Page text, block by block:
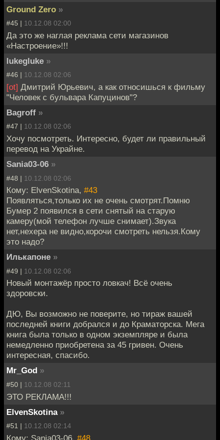
Ground Zero »
#45 | 10.12.08 02:00
Да это же наглая реклама сети магазинов
«Настроение»!!!
lukegluke »
#46 | 10.12.08 02:06
[ot] Дмитрий Юрьевич, а как относишься к фильму
"Человек с бульвара Капуцинов"?
Bagroff »
#47 | 10.12.08 02:06
Хочу посмотреть. Интересно, будет ли правильный
перевод на Украйне.
Sania03-06 »
#48 | 10.12.08 02:06
Кому: ElvenSkotina, #43
Появляться,только их не очень смотрят.Помню
Бумер 2 появился в сети снятый на старую
камеру(мой телефон лучше снимает).Звука
нет,нехера не видно,корочи смотреть нельзя.Кому
это надо?
Илькапоне »
#49 | 10.12.08 02:06
Новый монтажёр просто ловкач! Всё очень
здоровски.
ДЮ, Вы возможно не поверите, но тираж вашей
последней книги добрался и до Краматорска. Мега
книга была только в одном экземпляре и была
немедленно приобретена за 45 гривен. Очень
интересная, спасибо.
Mr_God »
#50 | 10.12.08 02:11
ЭТО РЕКЛАМА!!!
ElvenSkotina »
#51 | 10.12.08 02:14
Кому: Sania03-06, #48